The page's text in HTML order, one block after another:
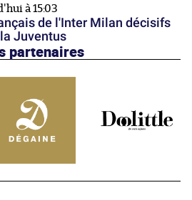
à 15:03
de l'Inter Milan décisifs
Juventus
partenaires